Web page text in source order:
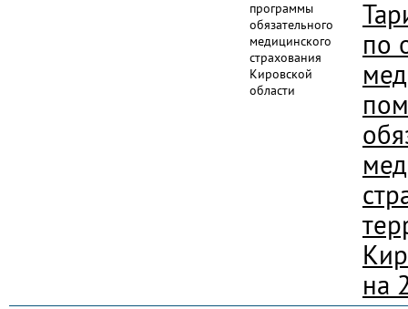
программы
обязательного
медицинского
страхования
Кировской
области
по
на